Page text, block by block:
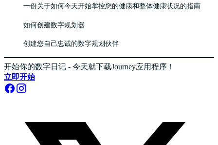
一份关于如何今天开始掌控您的健康和整体健康状况的指南
如何创建数字规划器
创建您自己忠诚的数字规划伙伴
开始你的数字日记 - 今天就下载Journey应用程序！
立即开始